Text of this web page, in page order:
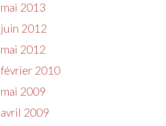
mai 2013
juin 2012
mai 2012
février 2010
mai 2009
avril 2009